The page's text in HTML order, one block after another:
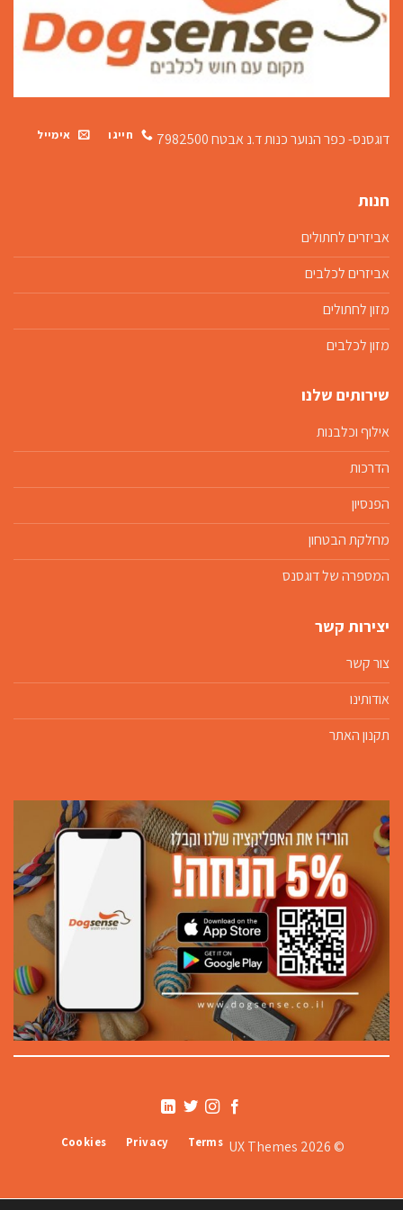
דוגסנס- כפר הנוער כנותד.נ אבטח 7982500 חייגו אימייל
חנות
אביזרים לחתולים
אביזרים לכלבים
מזון לחתולים
מזון לכלבים
שירותים שלנו
אילוף וכלבנות
הדרכות
הפנסיון
מחלקת הבטחון
המספרה של דוגסנס
יצירות קשר
צור קשר
אודותינו
תקנון האתר
© 2026 UX Themes
Terms
Privacy
Cookies